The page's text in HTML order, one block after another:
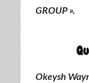
GROUP ».
Okeysh